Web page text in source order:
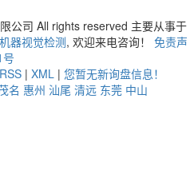
公司 All rights reserved 主要从事于
机器视觉检测, 欢迎来电咨询！ 免责声
RSS | XML | 您暂无新询盘信息！
名 惠州 汕尾 清远 东莞 中山